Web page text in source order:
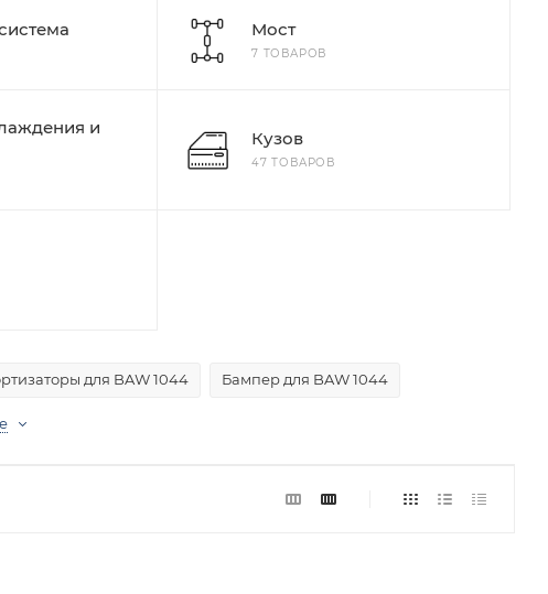
Мост
7 ТОВАРОВ
и
Кузов
47 ТОВАРОВ
для BAW 1044 Бампер для BAW 1044